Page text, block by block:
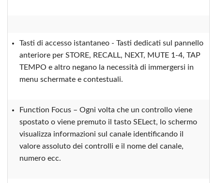
Tasti di accesso istantaneo - Tasti dedicati sul pannello
anteriore per STORE, RECALL, NEXT, MUTE 1-4, TAP
TEMPO e altro negano la necessità di immergersi in
menu schermate e contestuali.
Function Focus – Ogni volta che un controllo viene
spostato o viene premuto il tasto SELect, lo schermo
visualizza informazioni sul canale identificando il
valore assoluto dei controlli e il nome del canale,
numero ecc.